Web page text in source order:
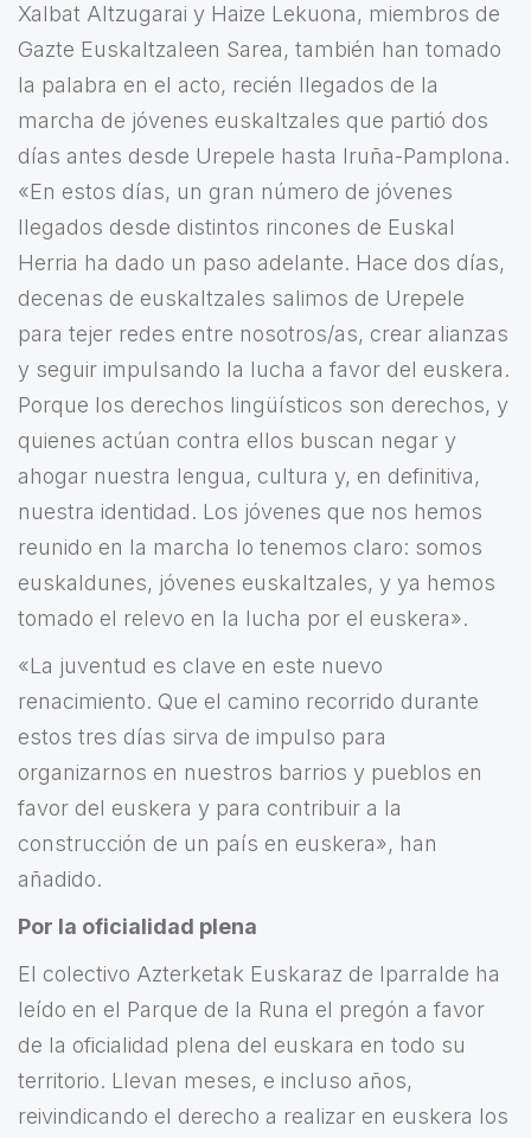
Xalbat Altzugarai y Haize Lekuona, miembros de
Gazte Euskaltzaleen Sarea, también han tomado
la palabra en el acto, recién llegados de la
marcha de jóvenes euskaltzales que partió dos
días antes desde Urepele hasta Iruña-Pamplona.
«En estos días, un gran número de jóvenes
llegados desde distintos rincones de Euskal
Herria ha dado un paso adelante. Hace dos días,
decenas de euskaltzales salimos de Urepele
para tejer redes entre nosotros/as, crear alianzas
y seguir impulsando la lucha a favor del euskera.
Porque los derechos lingüísticos son derechos, y
quienes actúan contra ellos buscan negar y
ahogar nuestra lengua, cultura y, en definitiva,
nuestra identidad. Los jóvenes que nos hemos
reunido en la marcha lo tenemos claro: somos
euskaldunes, jóvenes euskaltzales, y ya hemos
tomado el relevo en la lucha por el euskera».
«La juventud es clave en este nuevo
renacimiento. Que el camino recorrido durante
estos tres días sirva de impulso para
organizarnos en nuestros barrios y pueblos en
favor del euskera y para contribuir a la
construcción de un país en euskera», han
añadido.
Por la oficialidad plena
El colectivo Azterketak Euskaraz de Iparralde ha
leído en el Parque de la Runa el pregón a favor
de la oficialidad plena del euskara en todo su
territorio. Llevan meses, e incluso años,
reivindicando el derecho a realizar en euskera los